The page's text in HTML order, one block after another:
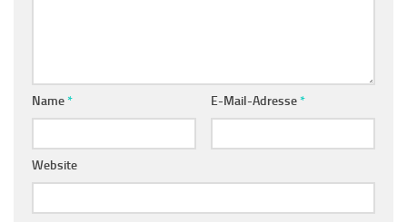
Name* E-Mail-Adresse*
Website